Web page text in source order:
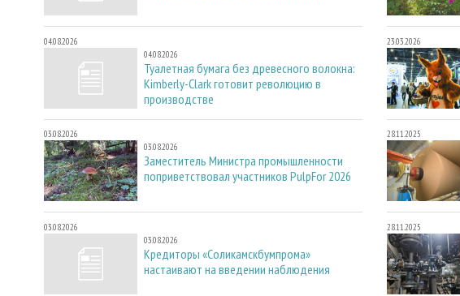
04.08.2026
04.08.2026
Туалетная бумага без древесного волокна:
Kimberly-Clark готовит революцию в
производстве
03.08.2026
03.08.2026
Заместитель Министра промышленности
поприветствовал участников PulpFor 2026
03.08.2026
03.08.2026
Кредиторы «Соликамскбумпрома»
настаивают на введении наблюдения
23.03.2026
28.11.2025
28.11.2025